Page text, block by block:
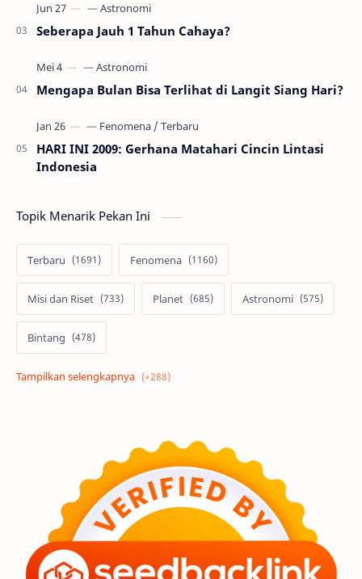
Seberapa Jauh 1 Tahun Cahaya?
Mengapa Bulan Bisa Terlihat di Langit Siang Hari?
HARI INI 2009: Gerhana Matahari Cincin Lintasi
Indonesia
Topik Menarik Pekan Ini
Terbaru Fenomena
Misi dan Riset Planet Astronomi
Bintang
Alam semesta Galaksi
Tata Surya Hype
Asteroid Observasi
Premium Komet Bulan
Penelitian Serba-serbi Satelit